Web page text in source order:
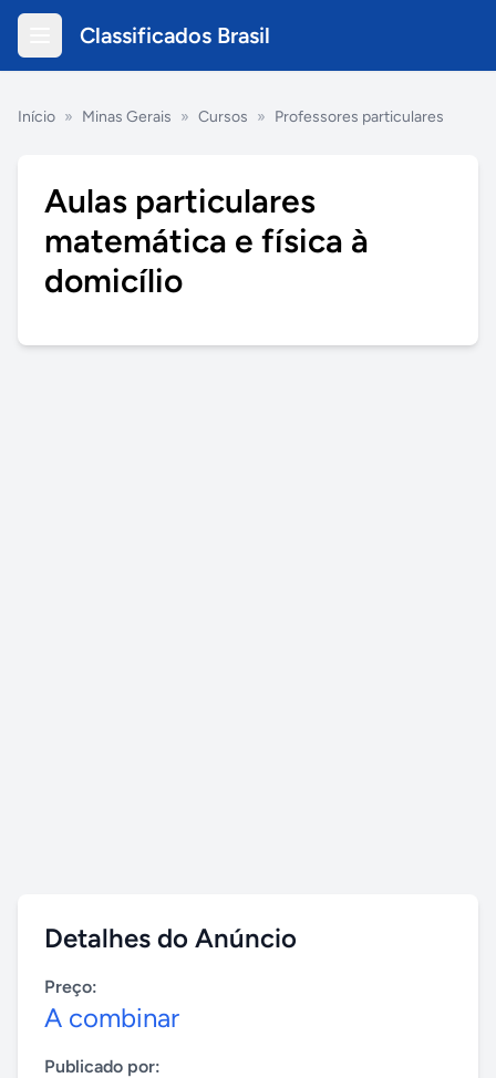
Classificados Brasil
Início » Minas Gerais » Cursos » Professores particulares
Aulas particulares
matemática e física à
domicílio
Detalhes do Anúncio
Preço:
A combinar
Publicado por: